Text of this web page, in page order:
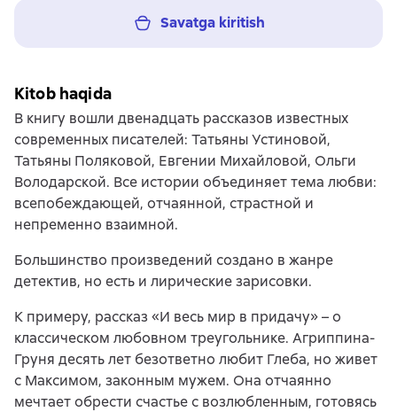
Savatga kiritish
Kitob haqida
В книгу вошли двенадцать рассказов известных
современных писателей: Татьяны Устиновой,
Татьяны Поляковой, Евгении Михайловой, Ольги
Володарской. Все истории объединяет тема любви:
всепобеждающей, отчаянной, страстной и
непременно взаимной.
Большинство произведений создано в жанре
детектив, но есть и лирические зарисовки.
К примеру, рассказ «И весь мир в придачу» – о
классическом любовном треугольнике. Агриппина-
Груня десять лет безответно любит Глеба, но живет
с Максимом, законным мужем. Она отчаянно
мечтает обрести счастье с возлюбленным, готовясь